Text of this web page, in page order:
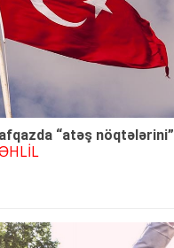
“atəş nöqtələrini”